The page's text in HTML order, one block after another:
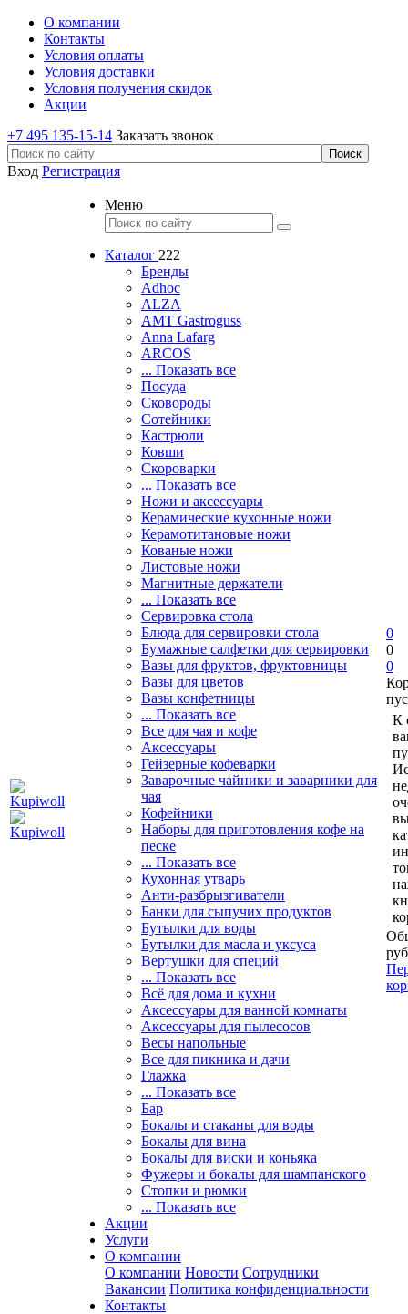
О компании
Контакты
Условия оплаты
Условия доставки
Условия получения скидок
Акции
+7 495 135-15-14 Заказать звонок
Вход Регистрация
Меню
Каталог 222
Бренды
Adhoc
ALZA
AMT Gastroguss
Anna Lafarg
ARCOS
... Показать все
Посуда
Сковороды
Сотейники
Кастрюли
Ковши
Скороварки
... Показать все
Ножи и аксессуары
Керамические кухонные ножи
Керамотитановые ножи
Кованые ножи
Листовые ножи
Магнитные держатели
... Показать все
Сервировка стола
Блюда для сервировки стола
Бумажные салфетки для сервировки
Вазы для фруктов, фруктовницы
Вазы для цветов
Вазы конфетницы
... Показать все
Все для чая и кофе
Аксессуары
Гейзерные кофеварки
Заварочные чайники и заварники для
чая
Кофейники
Наборы для приготовления кофе на
песке
... Показать все
Кухонная утварь
Анти-разбрызгиватели
Банки для сыпучих продуктов
Бутылки для воды
Бутылки для масла и уксуса
Вертушки для специй
... Показать все
Всё для дома и кухни
Аксессуары для ванной комнаты
Аксессуары для пылесосов
Весы напольные
Все для пикника и дачи
Глажка
... Показать все
Бар
Бокалы и стаканы для воды
Бокалы для вина
Бокалы для виски и коньяка
Фужеры и бокалы для шампанского
Стопки и рюмки
... Показать все
Акции
Услуги
О компании
О компании Новости Сотрудники
Вакансии Политика конфиденциальности
Контакты
0
0
0
К